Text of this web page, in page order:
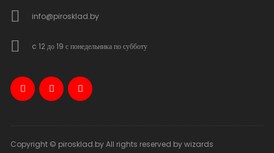
info@pirosklad.by
c 12 до 19 с понедельника по субботу
Copyright © pirosklad.by All rights reserved by wizards